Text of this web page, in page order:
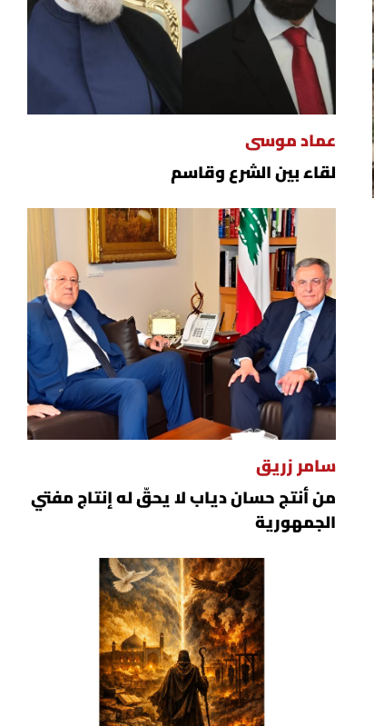
عماد موسى
لقاء بين الشرع وقاسم
سامر زريق
من أنتج حسان دياب لا يحقّ له إنتاج مفتي
الجمهورية